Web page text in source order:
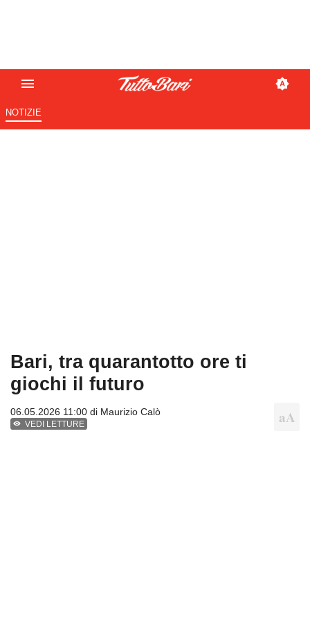
NOTIZIE
Bari, tra quarantotto ore ti
giochi il futuro
06.05.2026 11:00 di Maurizio Calò
VEDI LETTURE